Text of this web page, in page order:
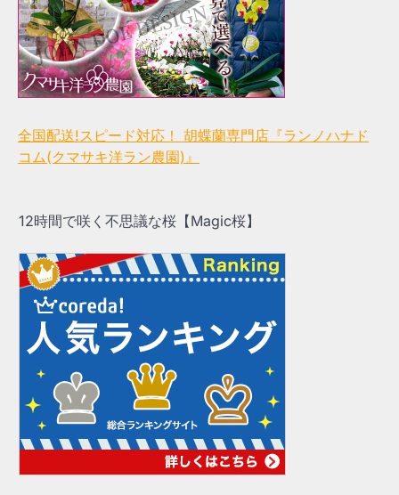
全国配送!スピード対応！ 胡蝶蘭専門店『ランノハナド
コム(クマサキ洋ラン農園)』
12時間で咲く不思議な桜【Magic桜】